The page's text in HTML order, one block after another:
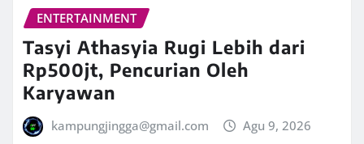
ENTERTAINMENT
Tasyi Athasyia Rugi Lebih dari
Rp500jt, Pencurian Oleh
Karyawan
kampungjingga@gmail.com Agu 9, 2026